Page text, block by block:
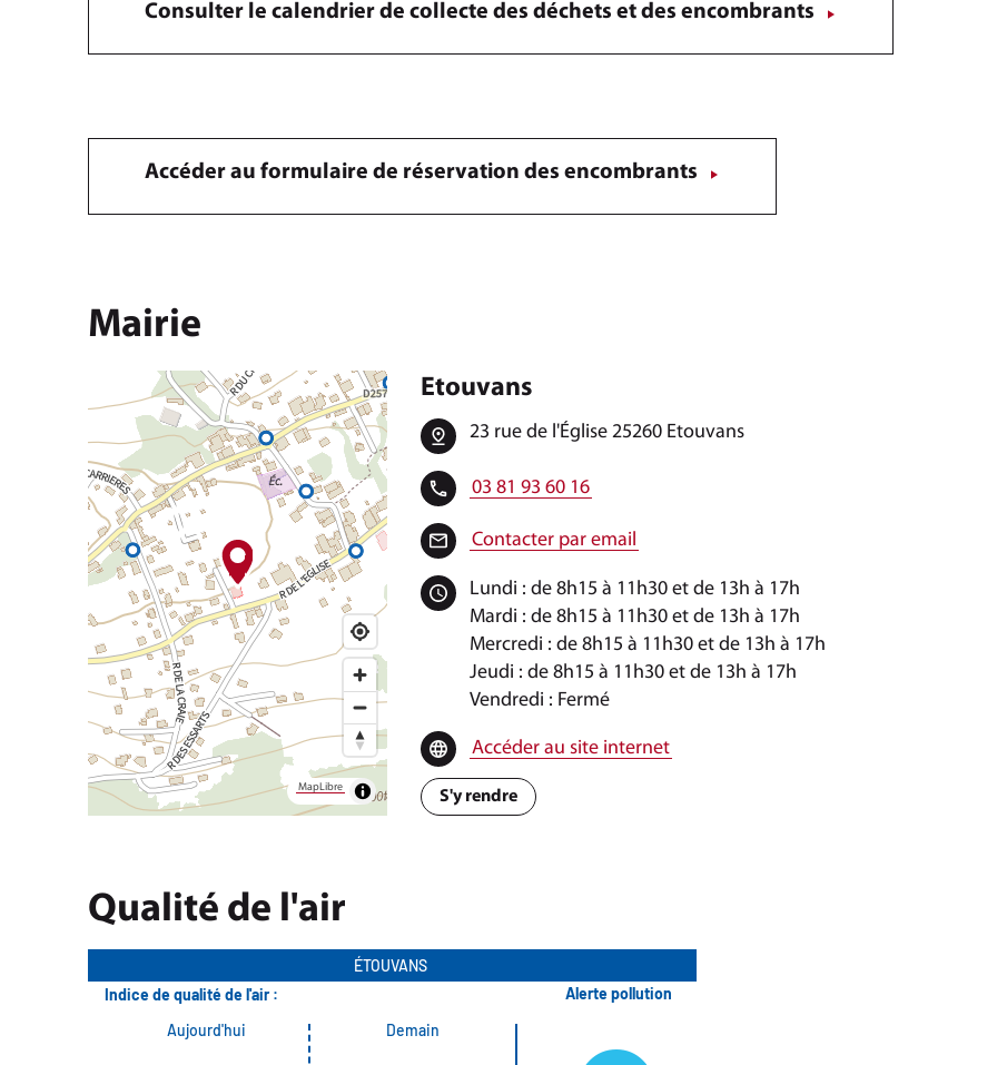
Consulter le calendrier de collecte des déchets et des encombrants
Accéder au formulaire de réservation des encombrants
Mairie
MapLibre
Etouvans
23 rue de l'Église 25260 Etouvans
03 81 93 60 16
Contacter par email
Lundi : de 8h15 à 11h30 et de 13h à 17h
Mardi : de 8h15 à 11h30 et de 13h à 17h
Mercredi : de 8h15 à 11h30 et de 13h à 17h
Jeudi : de 8h15 à 11h30 et de 13h à 17h
Vendredi : Fermé
Accéder au site internet
S'y rendre
Qualité de l'air